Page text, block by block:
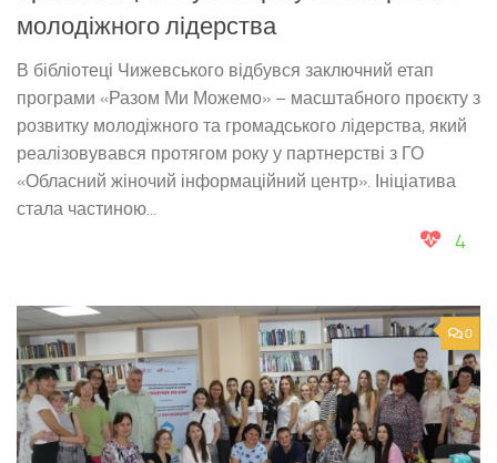
молодіжного лідерства
В бібліотеці Чижевського відбувся заключний етап
програми «Разом Ми Можемо» – масштабного проєкту з
розвитку молодіжного та громадського лідерства, який
реалізовувався протягом року у партнерстві з ГО
«Обласний жіночий інформаційний центр». Ініціатива
стала частиною...
4
0